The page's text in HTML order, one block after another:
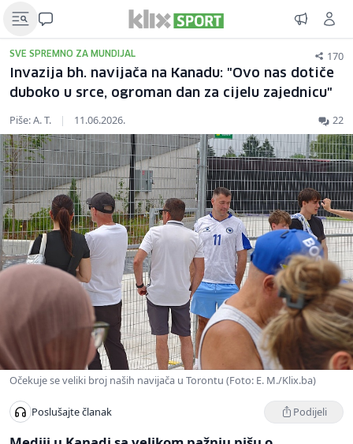
SVE SPREMNO ZA MUNDIJAL 170
Invazija bh. navijača na Kanadu: "Ovo nas dotiče
duboko u srce, ogroman dan za cijelu zajednicu"
Piše: A. T. | 11.06.2026. 22
Očekuje se veliki broj naših navijača u Torontu (Foto: E. M./Klix.ba)
Poslušajte članak Podijeli